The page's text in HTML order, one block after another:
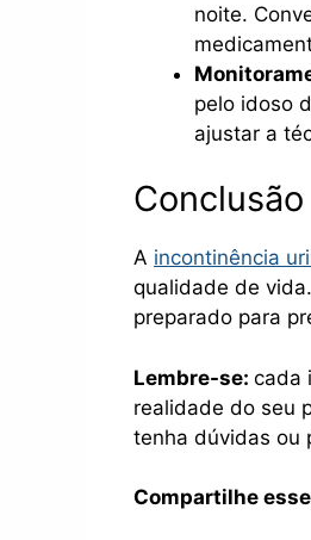
noite.
pelo idoso
ajustar a
Conclusão
A incontinência
qualidade de
preparado para
Lembre-se: cada
realidade do seu
tenha dúvidas ou
Compartilhe